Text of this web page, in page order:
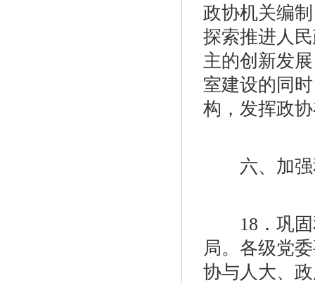
政协机关编
探索推进人
主的创新发
室建设的同
构，发挥政
六、加强
18．巩固
局。各级党
协与人大、